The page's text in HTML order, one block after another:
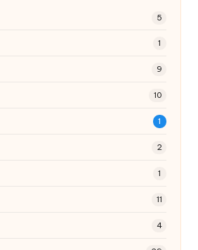
5
1
9
10
1
2
1
11
4